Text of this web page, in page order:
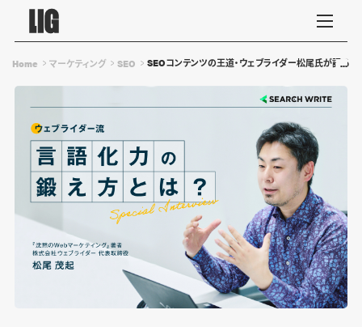
Home マーケティング SEO SEOコンテンツの王道・ウェブライダー松尾氏が語る「